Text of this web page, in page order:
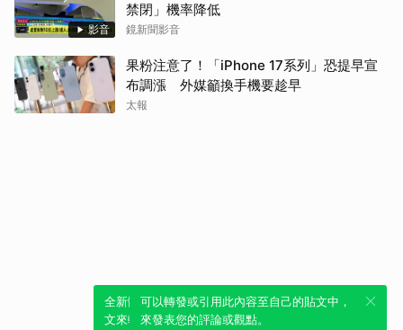
影音
禁閉」機率降低
鏡新聞影音
果粉注意了！「iPhone 17系列」恐提早宣
布調漲 外媒籲換手機要趁早
太報
全新體驗！一鍵引用此內容，透過發布貼
文來輕鬆表達個人立場。
可以轉發或引用此內容至自己的貼文中，
來發表您的評論或觀點。